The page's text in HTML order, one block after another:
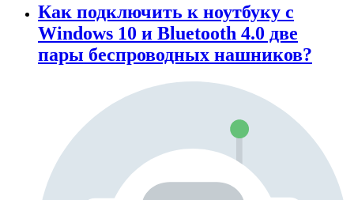
Как подключить к ноутбуку с
Windows 10 и Bluetooth 4.0 две
пары беспроводных нашников?